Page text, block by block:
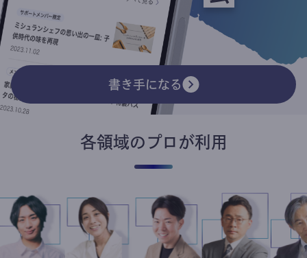
書き手になる
各領域のプロが利用